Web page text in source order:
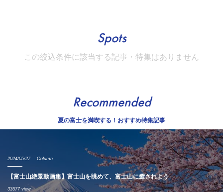
Spots
この絞込条件に該当する記事・特集はありません
Recommended
夏の富士を満喫する！おすすめ特集記事
2024/05/27 Column
【富士山絶景動画集】富士山を眺めて、富士山に癒されよう
33577 view